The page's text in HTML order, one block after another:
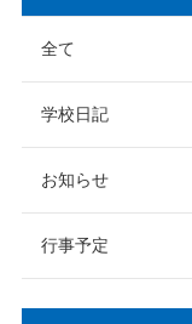
全て
学校日記
お知らせ
行事予定